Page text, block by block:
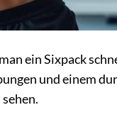
ein Sixpack
und einem